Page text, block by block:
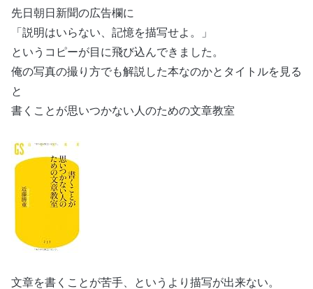
先日朝日新聞の広告欄に
「説明はいらない、記憶を描写せよ。」
というコピーが目に飛び込んできました。
俺の写真の撮り方でも解説した本なのかとタイトルを見る
と
書くことが思いつかない人のための文章教室
文章を書くことが苦手、というより描写が出来ない。